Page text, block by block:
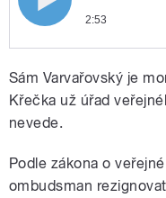
2:53
Varvařovský
prosinci
Sám Varvařovský je
Křečka už úřad
nevede.
Podle zákona o
ombudsman